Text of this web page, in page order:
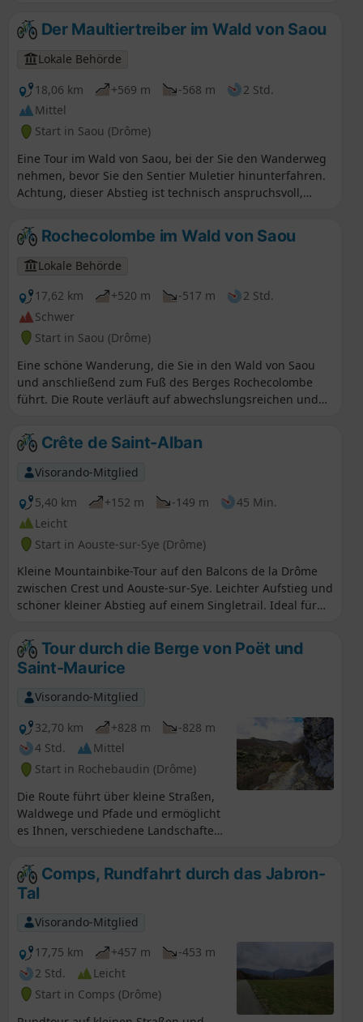
nächsten Tag veröffentlicht.
15. September gilt der Präfekturbeschluss DDT-SEF-2026-
0176 vom 4. Juni 2026 über die vorüberfahrende
Zugangsbeschränkung zum Wald von Saoû und zum
Jeden Abend (gegen 17:30 Uhr) wird eine Karte für den
nächsten Tag veröffentlicht.
Der Maultiertreiber im Wald von Saou
Lokale Behörde
18,06 km
+569 m -568 m
2 Std.
Mittel
Start in Saou (Drôme)
Eine Tour im Wald von Saou, bei der Sie den Wanderweg
nehmen, bevor Sie den Sentier Muletier hinunterfahren.
Achtung, dieser Abstieg ist technisch anspruchsvoll,
Rochecolombe im Wald von Saou
Lokale Behörde
17,62 km
+520 m -517 m
2 Std.
Schwer
Start in Saou (Drôme)
Eine schöne Wanderung, die Sie in den Wald von Saou
und anschließend zum Fuß des Berges Rochecolombe
führt. Die Route verläuft auf abwechslungsreichen und
dem 1. Juli und dem 15. September gilt der
Präfekturbeschluss DDT-SEF-2026-0176 vom 4. Juni 2026
über die vorüberfahrende Zugangsbeschränkung zum
Wald von Saoû und zum Plateau d’Ambel bei täglich
bewerteter Brandgefahr. Jeden Abend (gegen 17:30 Uhr)
wird eine Karte für den nächsten Tag veröffentlicht.
Crête de Saint-Alban
Visorando-Mitglied
5,40 km
+152 m -149 m
45 Min.
Leicht
Start in Aouste-sur-Sye (Drôme)
Kleine Mountainbike-Tour auf den Balcons de la Drôme
zwischen Crest und Aouste-sur-Sye. Leichter Aufstieg und
schöner kleiner Abstieg auf einem Singletrail. Ideal für
Tour durch die Berge von Poët und
Saint-Maurice
Visorando-Mitglied
32,70 km
+828 m
-828 m
4 Std.
Mittel
Start in Rochebaudin (Drôme)
Die Route führt über kleine Straßen,
Waldwege und Pfade und ermöglicht
es Ihnen, verschiedene Landschaften
Rochebaudin aus führt die Route
über den Col du Perthuis, den Col de
Ventebrun, Dieulefit, Poët-Laval, den
Steinbruch Grand Pas und Eyzahut.
Comps, Rundfahrt durch das Jabron-
Tal
Visorando-Mitglied
17,75 km
+457 m
-453 m
2 Std.
Leicht
Start in Comps (Drôme)